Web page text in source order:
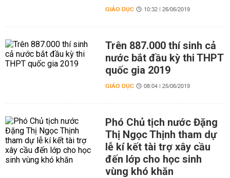
GIÁO DỤC 10:32 | 26/06/2019
Trên 887.000 thí sinh cả
nước bắt đầu kỳ thi THPT
quốc gia 2019
GIÁO DỤC 08:04 | 25/06/2019
Phó Chủ tịch nước Đặng
Thị Ngọc Thịnh tham dự
lễ kí kết tài trợ xây cầu
đến lớp cho học sinh
vùng khó khăn